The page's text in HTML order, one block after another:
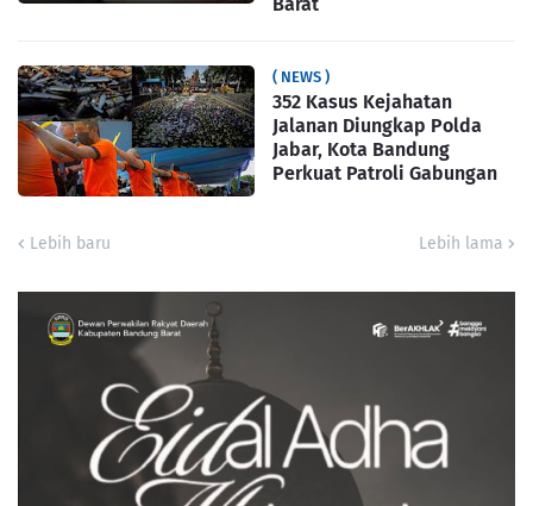
( NEWS )
352 Kasus Kejahatan
Jalanan Diungkap Polda
Jabar, Kota Bandung
Perkuat Patroli Gabungan
Lebih baru Lebih lama